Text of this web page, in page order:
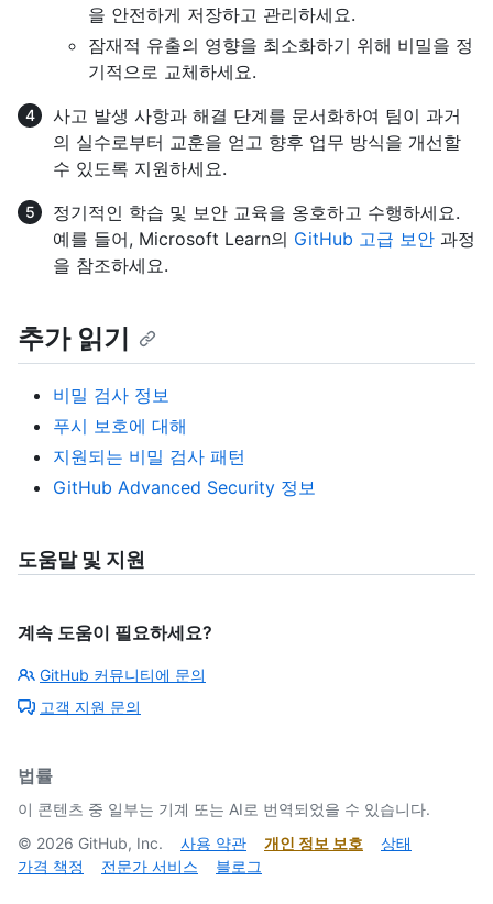
을 안전하게 저장하고 관리하세요.
잠재적 유출의 영향을 최소화하기 위해 비밀을 정
기적으로 교체하세요.
사고 발생 사항과 해결 단계를 문서화하여 팀이 과거
의 실수로부터 교훈을 얻고 향후 업무 방식을 개선할
수 있도록 지원하세요.
정기적인 학습 및 보안 교육을 옹호하고 수행하세요.
예를 들어, Microsoft Learn의 GitHub 고급 보안 과정
을 참조하세요.
추가 읽기
비밀 검사 정보
푸시 보호에 대해
지원되는 비밀 검사 패턴
GitHub Advanced Security 정보
도움말 및 지원
계속 도움이 필요하세요?
GitHub 커뮤니티에 문의
고객 지원 문의
법률
이 콘텐츠 중 일부는 기계 또는 AI로 번역되었을 수 있습니다.
© 2026 GitHub, Inc. 사용 약관 개인 정보 보호
상태
가격 책정
전문가 서비스 블로그